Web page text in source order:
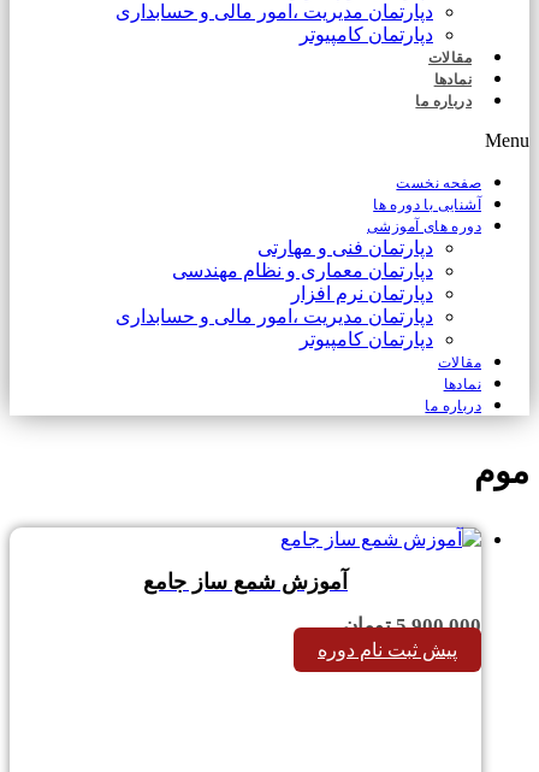
دپارتمان مدیریت ،امور مالی و حسابداری
دپارتمان کامپیوتر
مقالات
نمادها
درباره ما
Menu
صفحه نخست
آشنایی با دوره ها
دوره های آموزشی
دپارتمان فنی و مهارتی
دپارتمان معماری و نظام مهندسی
دپارتمان نرم افزار
دپارتمان مدیریت ،امور مالی و حسابداری
دپارتمان کامپیوتر
مقالات
نمادها
درباره ما
موم
آموزش شمع ساز جامع
5,900,000 تومان
پیش ثبت نام دوره